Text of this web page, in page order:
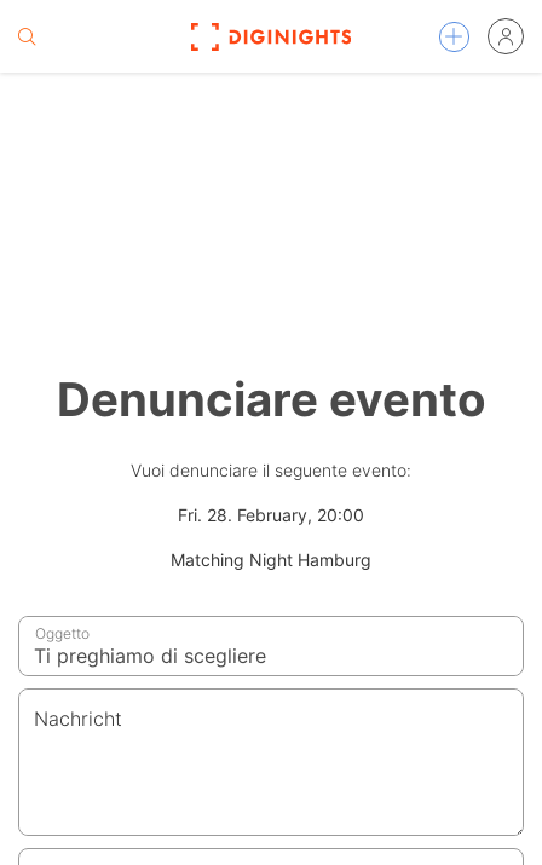
Denunciare evento
Vuoi denunciare il seguente evento:
Fri. 28. February, 20:00
Matching Night Hamburg
Oggetto
Nachricht